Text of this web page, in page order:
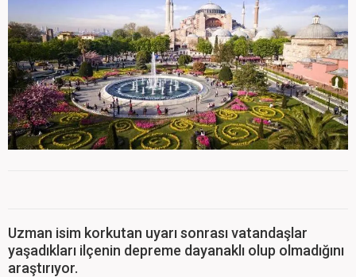
Uzman isim korkutan uyarı sonrası vatandaşlar
yaşadıkları ilçenin depreme dayanaklı olup olmadığını
araştırıyor.